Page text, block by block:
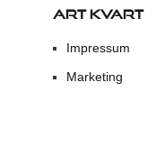
ART KVART
Impressum
Marketing